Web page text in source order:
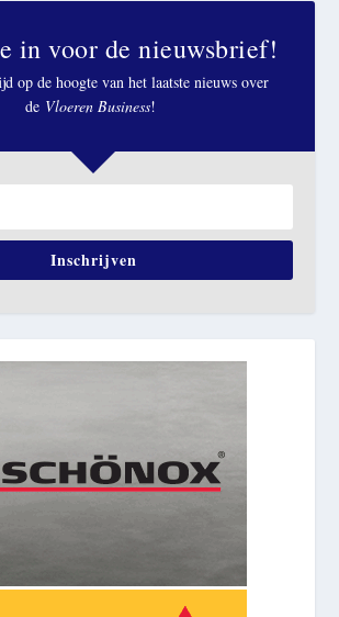
in voor de nieuwsbrief!
op de hoogte van het laatste nieuws over
de Vloeren Business!
Inschrijven